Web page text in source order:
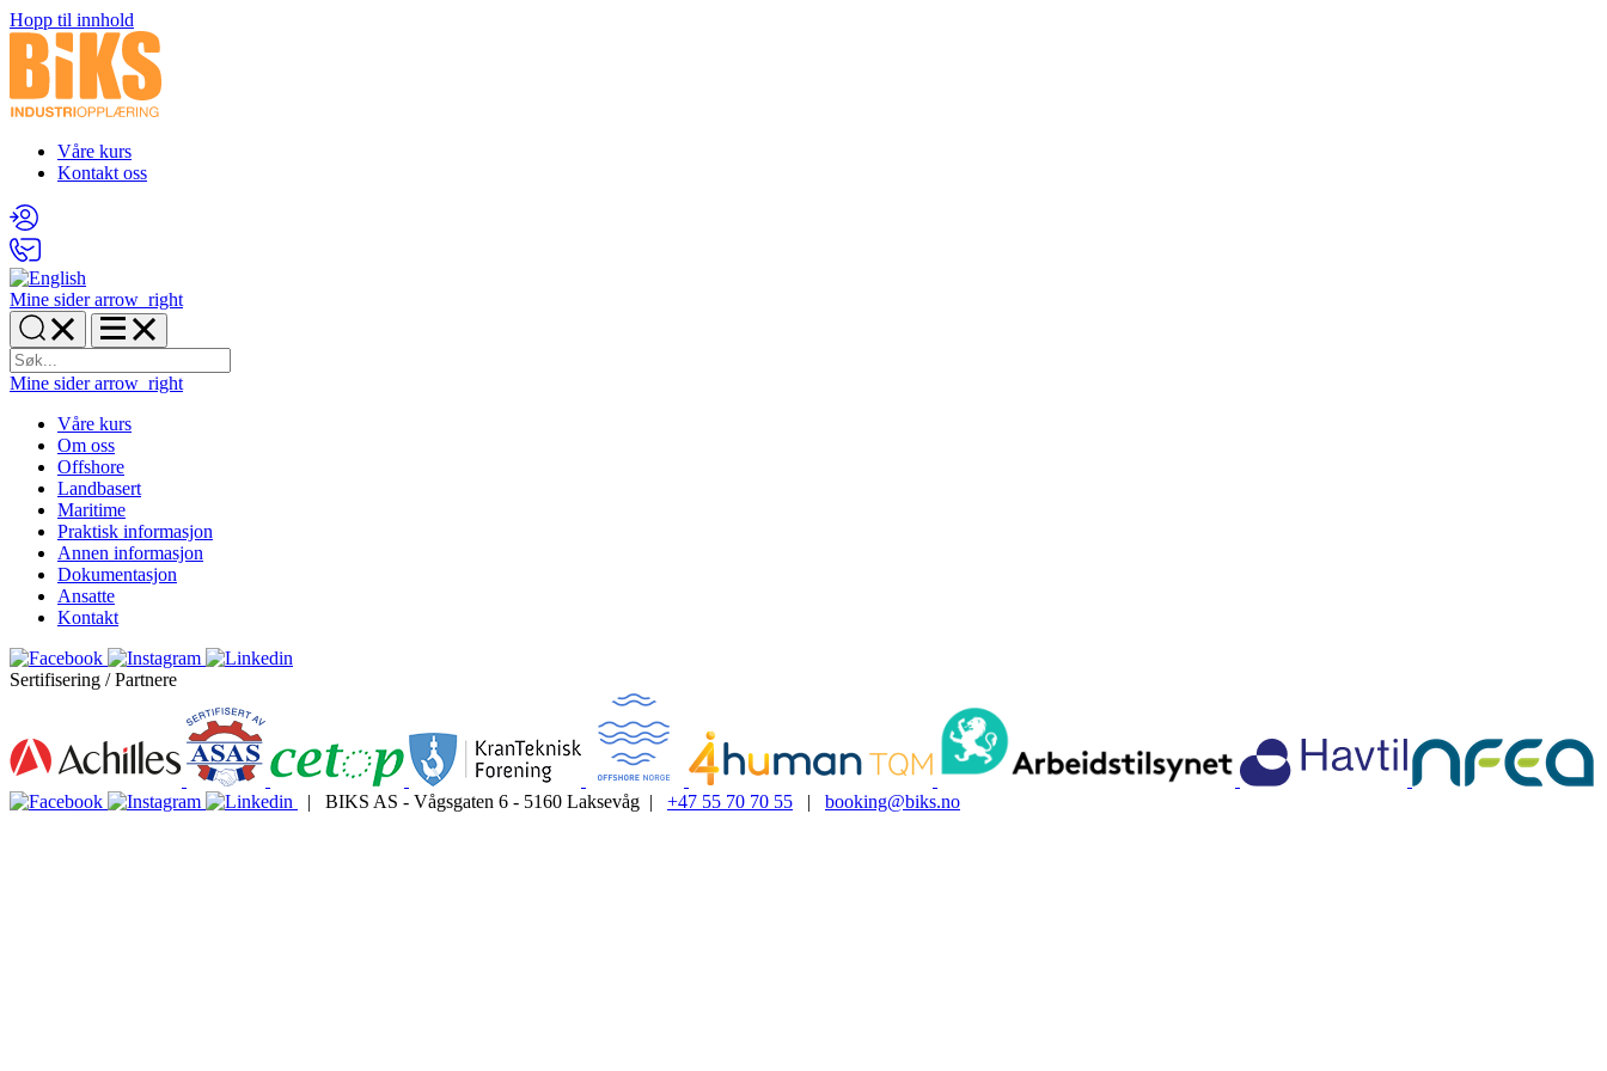
Hopp til innhold
Våre kurs
Kontakt oss
Mine sider arrow_right
Mine sider arrow_right
Våre kurs
Om oss
Offshore
Landbasert
Maritime
Praktisk informasjon
Annen informasjon
Dokumentasjon
Ansatte
Kontakt
Sertifisering / Partnere
| BIKS AS - Vågsgaten 6 - 5160 Laksevåg | +47 55 70 70 55 | booking@biks.no